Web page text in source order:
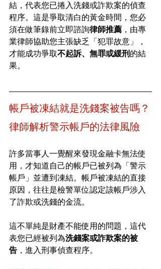
結，代表您已捲入洗錢或詐欺案的偵查
程序。這是爭取清白的黃金時間，您必
須在做筆錄前立即諮詢律師推薦 ，由專
業律師協助您主張缺乏「犯罪故意」，
才能成功爭取不起訴、無罪或緩刑 的結
果。
帳戶被凍結就是洗錢案被告嗎？
律師解析警示帳戶的法律風險
許多當事人一覺醒來發現金融卡無法使
用，才知道自己的帳戶已被列為「警示
帳戶」並遭到凍結。帳戶被凍結的直接
原因，往往是檢警單位認定該帳戶涉入
了詐欺或洗錢的金流。
這不單純是財產不能使用的問題，這代
表您已經被列為洗錢案或詐欺案的被
告 ，進入刑事偵查程序。